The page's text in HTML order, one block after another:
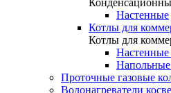
Настенные
Котлы для
Котлы для
Проточные газовые
Водонагреватели